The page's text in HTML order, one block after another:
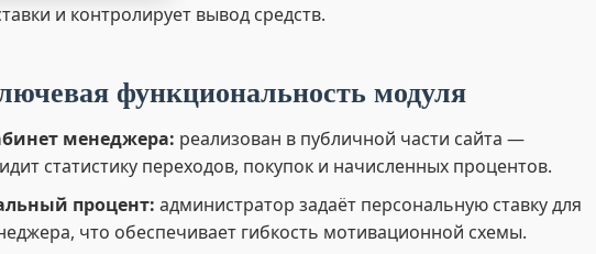
и контролирует вывод средств.
функциональность модуля
менеджера: реализован в публичной части сайта —
статистику переходов, покупок и начисленных процентов.
процент: администратор задаёт персональную ставку для
что обеспечивает гибкость мотивационной схемы.